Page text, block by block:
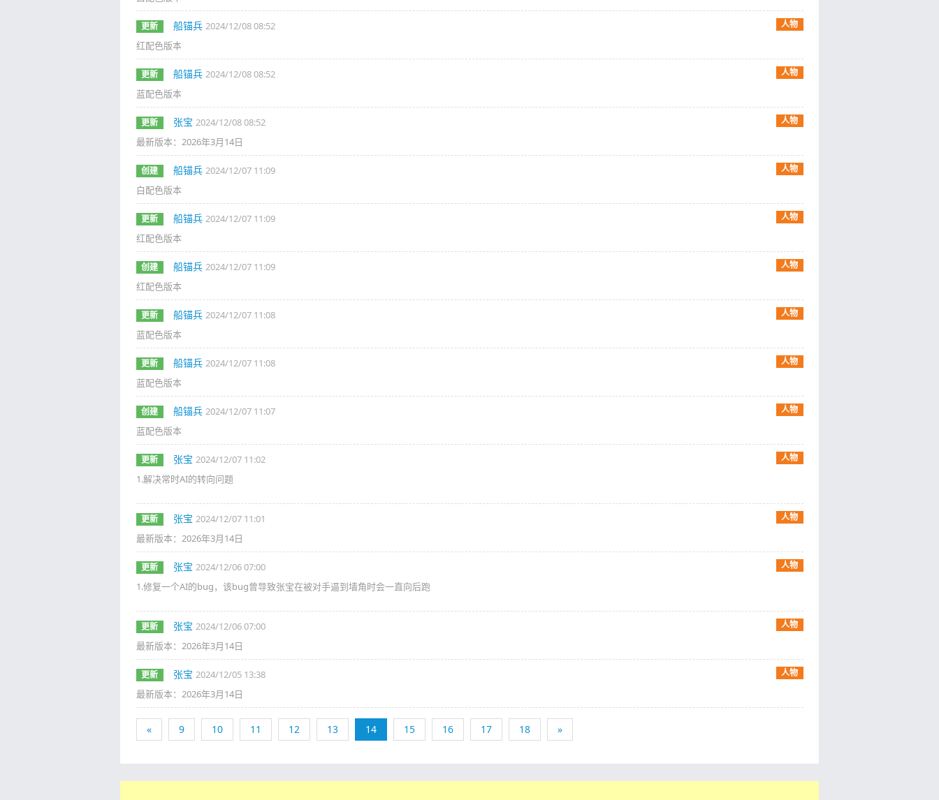
更新 船锚兵 2024/12/08 08:52 人物
红配色版本
更新 船锚兵 2024/12/08 08:52 人物
蓝配色版本
更新 张宝 2024/12/08 08:52 人物
最新版本：2026年3月14日
创建 船锚兵 2024/12/07 11:09 人物
白配色版本
更新 船锚兵 2024/12/07 11:09 人物
红配色版本
创建 船锚兵 2024/12/07 11:09 人物
红配色版本
更新 船锚兵 2024/12/07 11:08 人物
蓝配色版本
更新 船锚兵 2024/12/07 11:08 人物
蓝配色版本
创建 船锚兵 2024/12/07 11:07 人物
蓝配色版本
更新 张宝 2024/12/07 11:02 人物
1.解决常时AI的转向问题
更新 张宝 2024/12/07 11:01 人物
最新版本：2026年3月14日
更新 张宝 2024/12/06 07:00 人物
1.修复一个AI的bug，该bug曾导致张宝在被对手逼到墙角时会一直向后跑
更新 张宝 2024/12/06 07:00 人物
最新版本：2026年3月14日
更新 张宝 2024/12/05 13:38 人物
最新版本：2026年3月14日
« 9 10 11 12 13 14 15 16 17 18 »